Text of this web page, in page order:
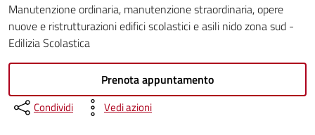
Manutenzione ordinaria, manutenzione straordinaria, opere
nuove e ristrutturazioni edifici scolastici e asili nido zona sud -
Edilizia Scolastica
Prenota appuntamento
Condividi Vedi azioni